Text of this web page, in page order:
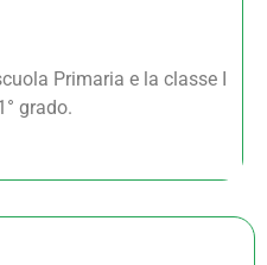
Primaria e la classe I
grado.